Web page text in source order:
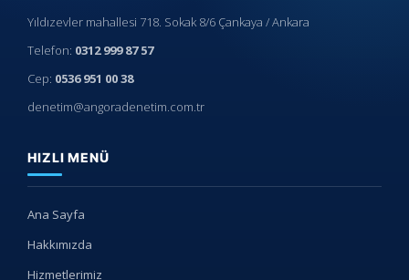
Yıldızevler mahallesi 718. Sokak 8/6 Çankaya / Ankara
Telefon: 0312 999 87 57
Cep: 0536 951 00 38
denetim@angoradenetim.com.tr
HIZLI MENÜ
Ana Sayfa
Hakkımızda
Hizmetlerimiz